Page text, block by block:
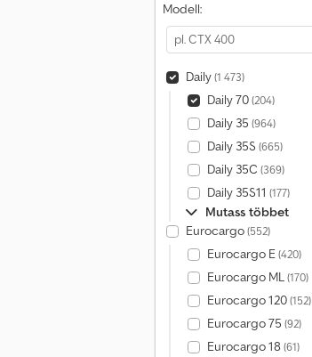
Modell:
Daily(1 473)
Daily 70(204)
Daily 35 (964)
Daily 35S (665)
Daily 35C (369)
Daily 35S11 (177)
Mutass többet
Eurocargo(552)
Eurocargo E(420)
Eurocargo ML(170)
Eurocargo 120(152)
Eurocargo 75 (92)
Eurocargo 18 (61)